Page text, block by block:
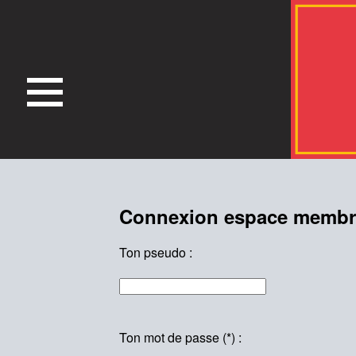
Connexion espace
Ton pseudo :
Ton mot de passe (*) :